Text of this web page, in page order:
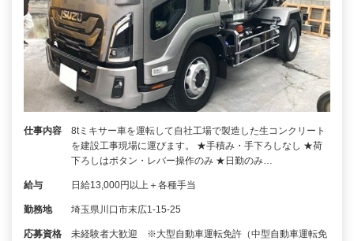
仕事内容
8tミキサー車を運転して自社工場で製造した生コンクリート
を建設工事現場に運びます。 ★手積み・手下ろしなし ★荷
下ろしはボタン・レバー操作のみ ★日勤のみ…
給与 日給13,000円以上＋各種手当
勤務地 埼玉県川口市末広1-15-25
応募資格
未経験者大歓迎 ※大型自動車運転免許（中型自動車運転免